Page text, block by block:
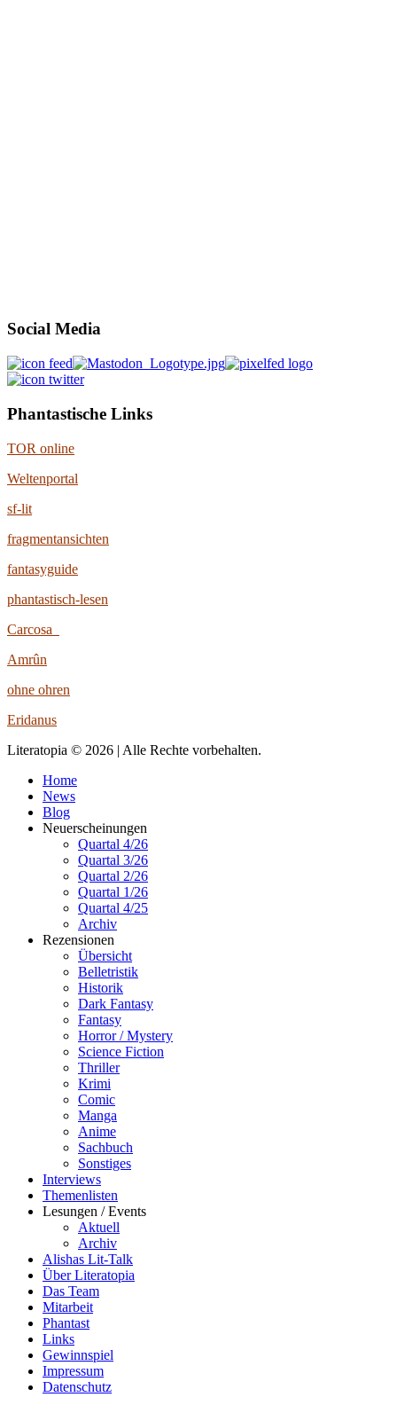
Social Media
Phantastische Links
TOR online
Weltenportal
sf-lit
fragmentansichten
fantasyguide
phantastisch-lesen
Carcosa
Amrûn
ohne ohren
Eridanus
Literatopia © 2026 | Alle Rechte vorbehalten.
Home
News
Blog
Neuerscheinungen
Quartal 4/26
Quartal 3/26
Quartal 2/26
Quartal 1/26
Quartal 4/25
Archiv
Rezensionen
Übersicht
Belletristik
Historik
Dark Fantasy
Fantasy
Horror / Mystery
Science Fiction
Thriller
Krimi
Comic
Manga
Anime
Sachbuch
Sonstiges
Interviews
Themenlisten
Lesungen / Events
Aktuell
Archiv
Alishas Lit-Talk
Über Literatopia
Das Team
Mitarbeit
Phantast
Links
Gewinnspiel
Impressum
Datenschutz